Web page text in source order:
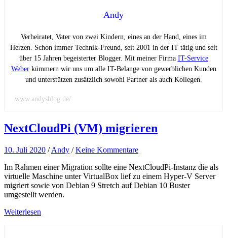
Andy
Verheiratet, Vater von zwei Kindern, eines an der Hand, eines im
Herzen. Schon immer Technik-Freund, seit 2001 in der IT tätig und seit
über 15 Jahren begeisterter Blogger. Mit meiner Firma IT-Service
Weberkümmern wir uns um alle IT-Belange von gewerblichen Kunden
und unterstützen zusätzlich sowohl Partner als auch Kollegen.
www.andysblog.de/
NextCloudPi (VM) migrieren
10. Juli 2020 /Andy /Keine Kommentare
Im Rahmen einer Migration sollte eine NextCloudPi-Instanz die als
virtuelle Maschine unter VirtualBox lief zu einem Hyper-V Server
migriert sowie von Debian 9 Stretch auf Debian 10 Buster
umgestellt werden.
Weiterlesen